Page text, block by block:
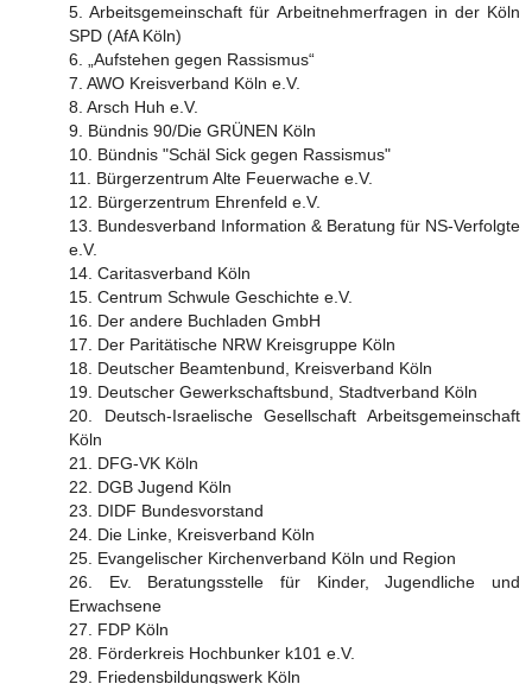
5. Arbeitsgemeinschaft für Arbeitnehmerfragen in der Köln
SPD (AfA Köln)
6. „Aufstehen gegen Rassismus“
7. AWO Kreisverband Köln e.V.
8. Arsch Huh e.V.
9. Bündnis 90/Die GRÜNEN Köln
10. Bündnis "Schäl Sick gegen Rassismus"
11. Bürgerzentrum Alte Feuerwache e.V.
12. Bürgerzentrum Ehrenfeld e.V.
13. Bundesverband Information & Beratung für NS-Verfolgte
e.V.
14. Caritasverband Köln
15. Centrum Schwule Geschichte e.V.
16. Der andere Buchladen GmbH
17. Der Paritätische NRW Kreisgruppe Köln
18. Deutscher Beamtenbund, Kreisverband Köln
19. Deutscher Gewerkschaftsbund, Stadtverband Köln
20. Deutsch-Israelische Gesellschaft Arbeitsgemeinschaft
Köln
21. DFG-VK Köln
22. DGB Jugend Köln
23. DIDF Bundesvorstand
24. Die Linke, Kreisverband Köln
25. Evangelischer Kirchenverband Köln und Region
26. Ev. Beratungsstelle für Kinder, Jugendliche und
Erwachsene
27. FDP Köln
28. Förderkreis Hochbunker k101 e.V.
29. Friedensbildungswerk Köln